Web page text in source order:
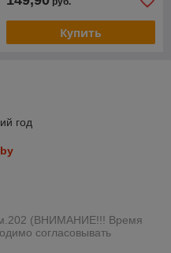
Купить
год
(ВНИМАНИЕ!!! Время
согласовывать